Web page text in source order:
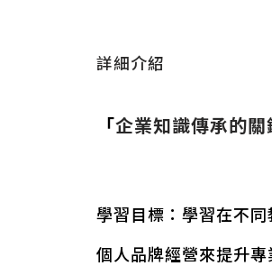
詳細介紹
「企業知識傳承的
學習目標：學習在不
個人品牌經營來提升專